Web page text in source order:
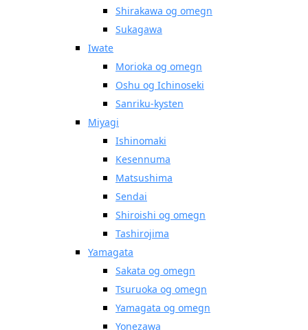
Shirakawa og omegn
Sukagawa
Iwate
Morioka og omegn
Oshu og Ichinoseki
Sanriku-kysten
Miyagi
Ishinomaki
Kesennuma
Matsushima
Sendai
Shiroishi og omegn
Tashirojima
Yamagata
Sakata og omegn
Tsuruoka og omegn
Yamagata og omegn
Yonezawa